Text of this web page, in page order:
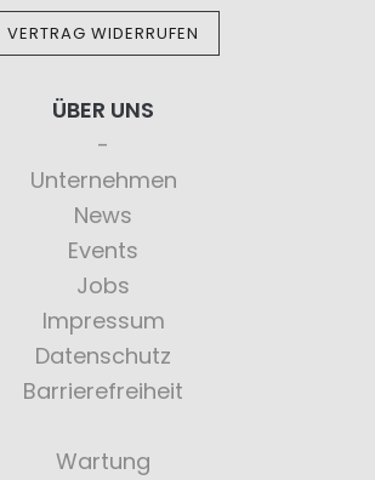
VERTRAG WIDERRUFEN
ÜBER UNS
Unternehmen
News
Events
Jobs
Impressum
Datenschutz
Barrierefreiheit
Wartung